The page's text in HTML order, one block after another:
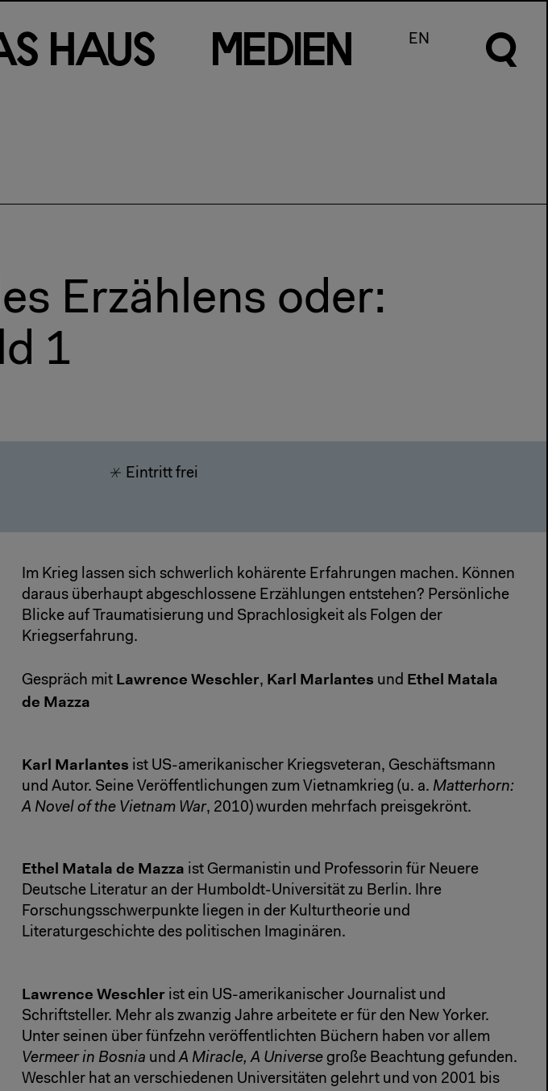
s Haus m e d en EN
Erzählens oder:
1
Eintritt frei
Im Krieg lassen sich schwerlich kohärente Erfahrungen machen. Können
daraus überhaupt abgeschlossene Erzählungen entstehen? Persönliche
Blicke auf Traumatisierung und Sprachlosigkeit als Folgen der
Kriegserfahrung.
Gespräch mit Lawrence Weschler, Karl Marlantes und Ethel Matala
de Mazza
Karl Marlantes ist US-amerikanischer Kriegsveteran, Geschäftsmann
und Autor. Seine Veröffentlichungen zum Vietnamkrieg (u. a. Matterhorn:
A Novel of the Vietnam War, 2010) wurden mehrfach preisgekrönt.
Ethel Matala de Mazza ist Germanistin und Professorin für Neuere
Deutsche Literatur an der Humboldt-Universität zu Berlin. Ihre
Forschungsschwerpunkte liegen in der Kulturtheorie und
Literaturgeschichte des politischen Imaginären.
Lawrence Weschler ist ein US-amerikanischer Journalist und
Schriftsteller. Mehr als zwanzig Jahre arbeitete er für den New Yorker.
Unter seinen über fünfzehn veröffentlichten Büchern haben vor allem
Vermeer in Bosnia undA Miracle, A Universe große Beachtung gefunden.
Weschler hat an verschiedenen Universitäten gelehrt und von 2001 bis